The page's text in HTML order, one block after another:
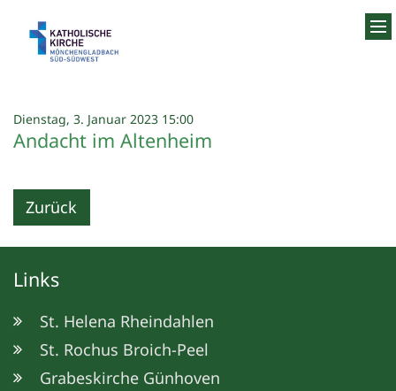
Dienstag, 3. Januar 2023 15:00:
Andacht im Altenheim
Zurück
Links
St. Helena Rheindahlen
St. Rochus Broich-Peel
Grabeskirche Günhoven